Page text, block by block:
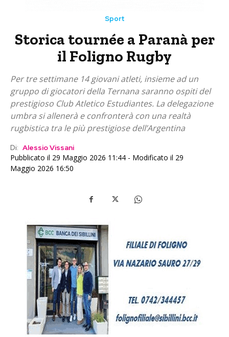
Sport
Storica tournée a Paranà per
il Foligno Rugby
Per tre settimane 14 giovani atleti, insieme ad un
gruppo di giocatori della Ternana saranno ospiti del
prestigioso Club Atletico Estudiantes. La delegazione
umbra si allenerà e confronterà con una realtà
rugbistica tra le più prestigiose dell’Argentina
Di: Alessio Vissani
Pubblicato il 29 Maggio 2026 11:44 - Modificato il 29
Maggio 2026 16:50